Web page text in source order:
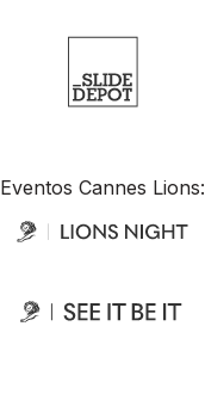
Eventos Cannes Lions: